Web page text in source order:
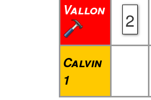
Vallon
2
Calvin
1